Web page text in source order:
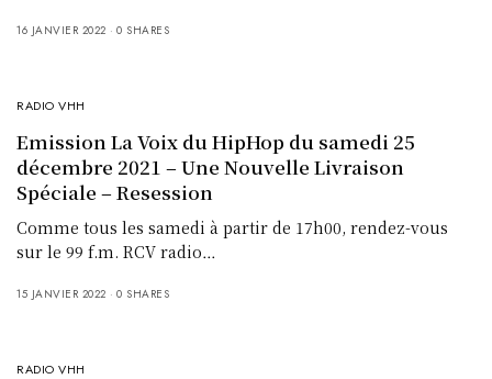
16 JANVIER 2022 0 SHARES
RADIO VHH
Emission La Voix du HipHop du samedi 25
décembre 2021 – Une Nouvelle Livraison
Spéciale – Resession
Comme tous les samedi à partir de 17h00, rendez-vous
sur le 99 f.m. RCV radio…
15 JANVIER 2022 0 SHARES
RADIO VHH